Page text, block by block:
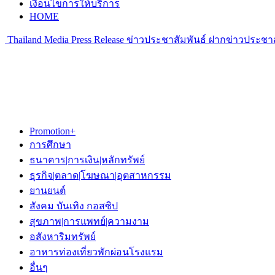
เงื่อนไขการให้บริการ
HOME
Thailand Media Press Release ข่าวประชาสัมพันธ์ ฝากข่าวประ
Promotion+
การศึกษา
ธนาคาร|การเงิน|หลักทรัพย์
ธุรกิจ|ตลาด|โฆษณา|อุตสาหกรรม
ยานยนต์
สังคม บันเทิง กอสซิป
สุขภาพ|การแพทย์|ความงาม
อสังหาริมทรัพย์
อาหารท่องเที่ยวพักผ่อนโรงแรม
อื่นๆ